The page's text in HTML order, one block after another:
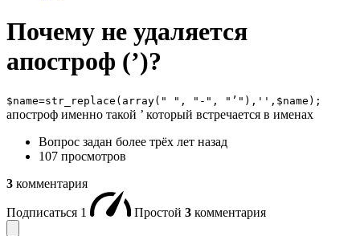
Почему не удаляется
апостроф (’)?
$name=str_replace(array(" ", "-", "’"),'',$name);
апостроф именно такой ’ который встречается в именах
Вопрос задан более трёх лет назад
107 просмотров
3 комментария
Подписаться 1 Простой 3 комментария